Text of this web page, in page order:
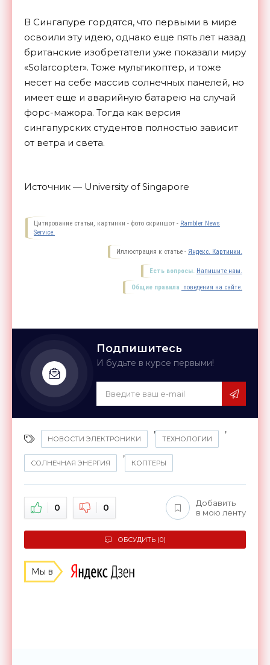
В Сингапуре гордятся, что первыми в мире
освоили эту идею, однако еще пять лет назад
британские изобретатели уже показали миру
«Solarcopter». Тоже мультикоптер, и тоже
несет на себе массив солнечных панелей, но
имеет еще и аварийную батарею на случай
форс-мажора. Тогда как версия
сингапурских студентов полностью зависит
от ветра и света.
Источник — University of Singapore
Цитирование статьи, картинки - фото скриншот - Rambler News
Service.
Иллюстрация к статье - Яндекс. Картинки.
Есть вопросы. Напишите нам.
Общие правила поведения на сайте.
Подпишитесь
И будьте в курсе первыми!
НОВОСТИ ЭЛЕКТРОНИКИ
,
ТЕХНОЛОГИИ
,
СОЛНЕЧНАЯ ЭНЕРГИЯ
,
КОПТЕРЫ
0 0
Добавить
в мою ленту
ОБСУДИТЬ (0)
Мы в